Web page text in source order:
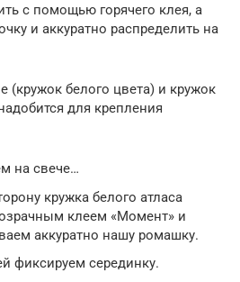
с помощью горячего клея, а
и аккуратно распределить на
(кружок белого цвета) и кружок
для крепления
на свече…
кружка белого атласа
клеем «Момент» и
аккуратно нашу ромашку.
фиксируем серединку.